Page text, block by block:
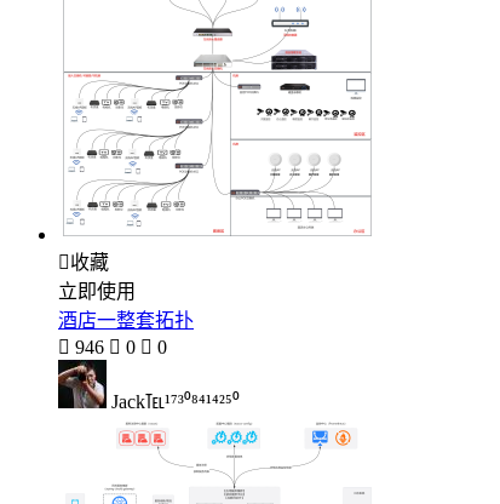
收藏
立即使用
酒店一整套拓扑
 946  0  0
Jack℡¹⁷³⁰⁸⁴¹⁴²⁵⁰